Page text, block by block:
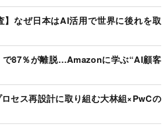
】なぜ日本はAI活用で世界に後れを取
で87％が離脱…Amazonに学ぶ“AI顧客
セス再設計に取り組む大林組×PwCの